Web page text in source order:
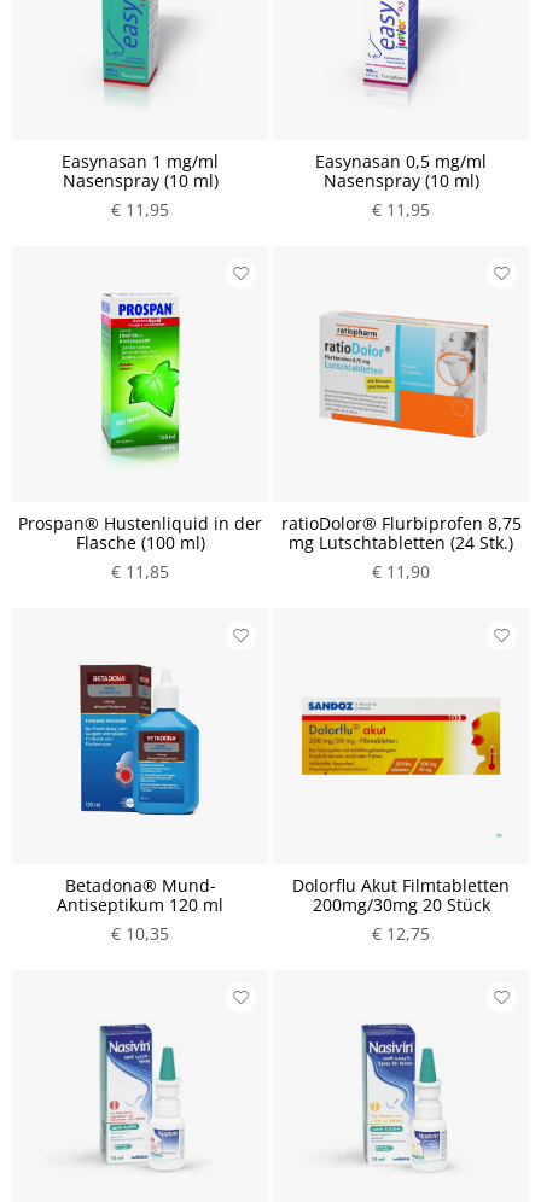
Easynasan 1 mg/ml
Nasenspray (10 ml)
€ 11,95
Easynasan 0,5 mg/ml
Nasenspray (10 ml)
€ 11,95
Prospan® Hustenliquid in der
Flasche (100 ml)
€ 11,85
ratioDolor® Flurbiprofen 8,75
mg Lutschtabletten (24 Stk.)
€ 11,90
Betadona® Mund-
Antiseptikum 120 ml
€ 10,35
Dolorflu Akut Filmtabletten
200mg/30mg 20 Stück
€ 12,75